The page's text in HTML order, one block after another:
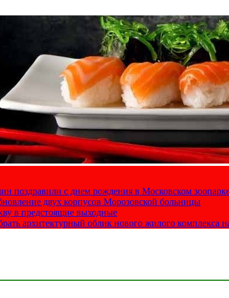
поздравили с днем рождения в Московском
двух корпусов Морозовской больницы
в предстоящие выходные
архитектурный облик нового жилого комплекса